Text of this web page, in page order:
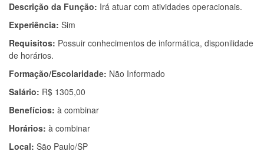
Descrição da Função: Irá atuar com atividades operacionais.
Experiência: Sim
Requisitos: Possuir conhecimentos de informática, disponilidade
de horários.
Formação/Escolaridade: Não Informado
Salário: R$ 1305,00
Benefícios: à combinar
Horários: à combinar
Local: São Paulo/SP